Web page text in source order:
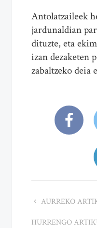
Antolatzaileek
jardunaldian
dituzte, eta
izan dezaketen
zabaltzeko deia
AURREKO
HURRENGO